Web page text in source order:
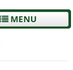
MENU